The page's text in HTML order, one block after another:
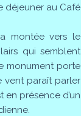
déjeuner au Café
montée vers le
qui semblent
monument porte
vent paraît parler
en présence d’un